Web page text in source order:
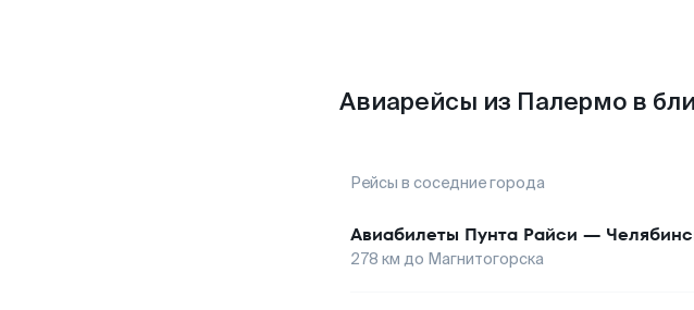
Авиарейсы из Палермо в
Рейсы в соседние города
Авиабилеты Пунта Райси —
278 км до Магнитогорска